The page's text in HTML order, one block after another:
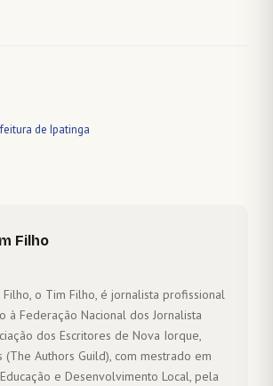
de Ipatinga
Filho
o Tim Filho, é jornalista profissional
à Federação Nacional dos Jornalista
dos Escritores de Nova Iorque,
(The Authors Guild), com mestrado em
e Desenvolvimento Local, pela